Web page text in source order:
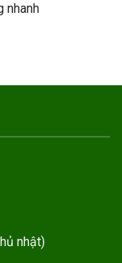
nhanh
nhật)